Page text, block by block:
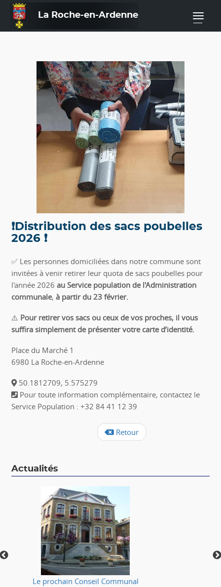
La Roche-en-Ardenne —
❗Distribution des sacs poubelles
2026 ❗
✅ Les personnes domiciliées dans notre commune sont
invitées à venir retirer leur quota de sacs poubelles pour
l'année 2026 au Service population de l'Administration
communale, à partir du 23 février.
⚠️ Pour retirer vos sacs ou ceux de vos proches, il vous
suffira simplement de présenter votre carte d’identité.
Place du Marché 1
6980 La Roche-en-Ardenne
50.1812709, 5.575279
Pour toute information complémentaire, contactez le
Service Population : +32 84 41 12 39
Retour
Actualités
Le prochain Conseil Communal